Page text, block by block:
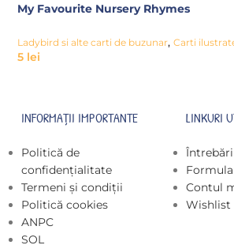
My Favourite Nursery Rhymes
Ladybird si alte carti de buzunar, Carti
5 lei
INFORMAȚII IMPORTANTE
Politică de
confidențialitate
Termeni și condiții
Politică cookies
ANPC
SOL
LINKURI
Contul
Wishlist